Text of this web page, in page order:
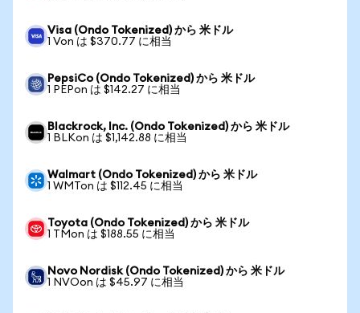
Visa (Ondo Tokenized) から 米ドル
1 Von は $370.77 に相当
PepsiCo (Ondo Tokenized) から 米ドル
1 PEPon は $142.27 に相当
Blackrock, Inc. (Ondo Tokenized) から 米ドル
1 BLKon は $1,142.88 に相当
Walmart (Ondo Tokenized) から 米ドル
1 WMTon は $112.45 に相当
Toyota (Ondo Tokenized) から 米ドル
1 TMon は $188.55 に相当
Novo Nordisk (Ondo Tokenized) から 米ドル
1 NVOon は $45.97 に相当